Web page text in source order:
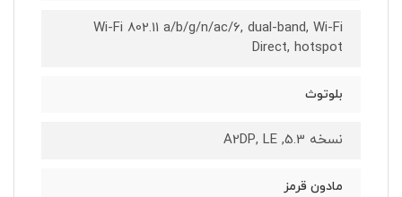
Wi-Fi 802.11 a/b/g/n/ac/6, dual-band, Wi-Fi
Direct, hotspot
بلوتوث
نسخه 5.3, A2DP, LE
مادون قرمز